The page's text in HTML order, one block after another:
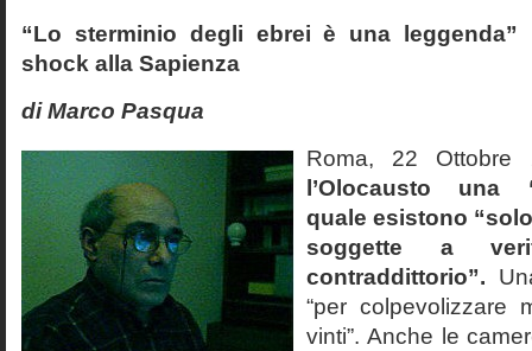
“Lo sterminio degli ebrei è una leggenda”
shock alla Sapienza
di Marco Pasqua
Roma, 22
l’Olocausto una
quale esistono
soggette a
contraddittorio”.
“per colpevolizzare
vinti”. Anche le